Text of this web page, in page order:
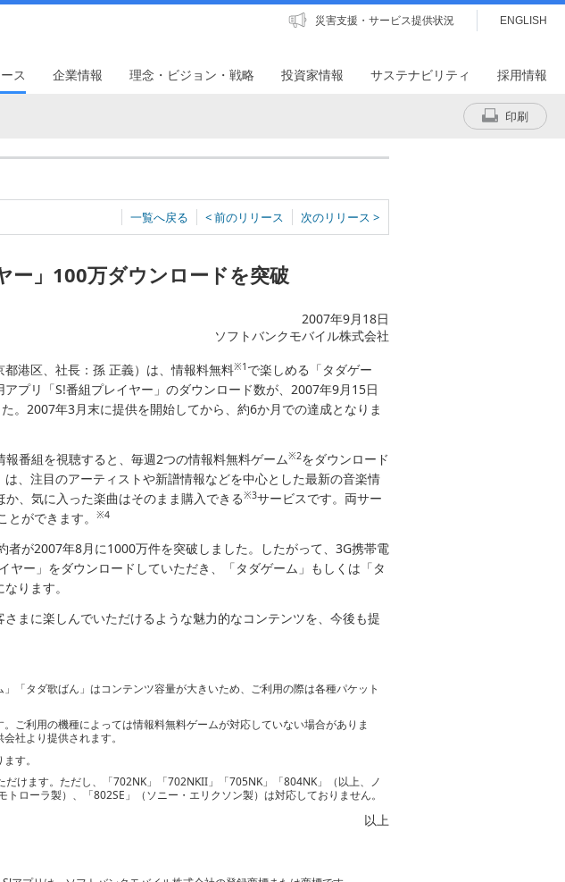
災害支援・サービス提供状況 ENGLISH
ス 企業情報 理念・ビジョン・戦略 投資家情報 サステナビリティ 採用情報
印刷
一覧へ戻る < 前のリリース 次のリリース >
ー」100万ダウンロードを突破
2007年9月18日
ソフトバンクモバイル株式会社
港区、社長：孫 正義）は、情報料無料※1 で楽しめる「タダゲー
プリ「S!番組プレイヤー」のダウンロード数が、2007年9月15日
。2007年3月末に提供を開始してから、約6か月での達成となりま
報番組を視聴すると、毎週2つの情報料無料ゲーム※2をダウンロード
、注目のアーティストや新譜情報などを中心とした最新の音楽情
か、気に入った楽曲はそのまま購入できる※3サービスです。両サー
ができます。
※4
者が2007年8月に1000万件を突破しました。したがって、3G携帯電
ヤー」をダウンロードしていただき、「タダゲーム」もしくは「タ
ります。
まに楽しんでいただけるような魅力的なコンテンツを、今後も提
「タダ歌ばん」はコンテンツ容量が大きいため、ご利用の際は各種パケット
ご利用の機種によっては情報料無料ゲームが対応していない場合がありま
社より提供されます。
す。
けます。ただし、「702NK」「702NKII」「705NK」「804NK」（以上、ノ
ローラ製）、「802SE」（ソニー・エリクソン製）は対応しておりません。
以上